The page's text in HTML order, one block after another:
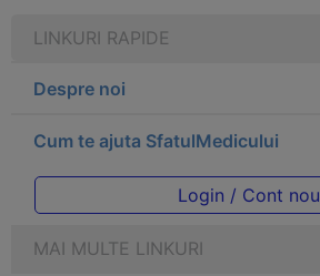
LINKURI RAPIDE
Despre noi
Cum te ajuta SfatulMedicului
Login / Cont nou
MAI MULTE LINKURI